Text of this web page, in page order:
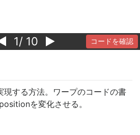
1/ 10 コードを確認
現する方法。ワープのコードの書
を変化させる。